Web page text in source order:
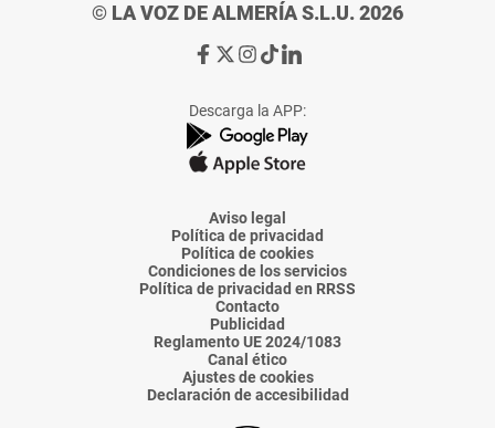
© LA VOZ DE ALMERÍA S.L.U. 2026
Ir
de
La
Voz
Almería
Ir
de
La
Voz
Almería
Ir
de
La
Voz
Almería
Ir
de
La
Voz
Almería
Ir
de
La
Voz
Descarga la APP:
Aviso legal
Política de privacidad
Política de cookies
Condiciones de los servicios
Política de privacidad en RRSS
Contacto
Publicidad
Reglamento UE 2024/1083
Canal ético
Ajustes de cookies
Declaración de accesibilidad